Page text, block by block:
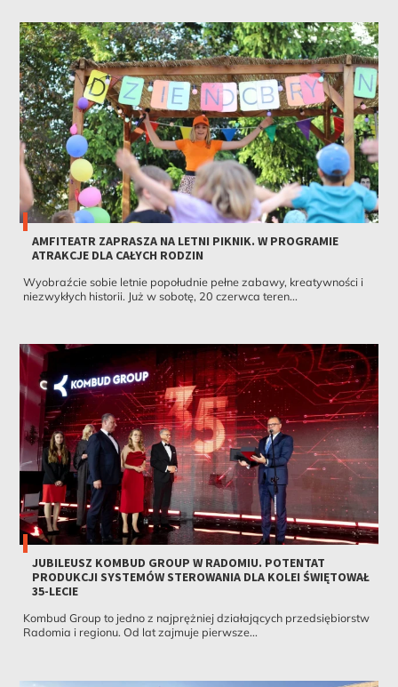
AMFITEATR ZAPRASZA NA LETNI PIKNIK. W PROGRAMIE
ATRAKCJE DLA CAŁYCH RODZIN
Wyobraźcie sobie letnie popołudnie pełne zabawy, kreatywności i
niezwykłych historii. Już w sobotę, 20 czerwca teren...
JUBILEUSZ KOMBUD GROUP W RADOMIU. POTENTAT
PRODUKCJI SYSTEMÓW STEROWANIA DLA KOLEI ŚWIĘTOWAŁ
35-LECIE
Kombud Group to jedno z najprężniej działających przedsiębiorstw
Radomia i regionu. Od lat zajmuje pierwsze...